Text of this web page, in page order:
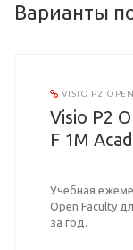
Варианты
VISIO P2
Visio P2
F 1M
Учебная
Open Faculty
за год.